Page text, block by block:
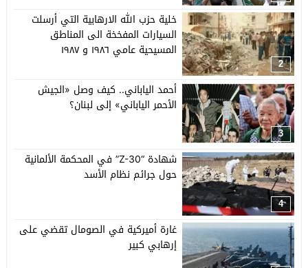
2
خلية حزب الله الارهابية التي أرسلت
السيارات المفخخة الى المناطق
المسيحية عامي ١٩٨٦ و ١٩٨٧
3
أحمد الياباني.. كيف وصل «الجيش
الأحمر الياباني» إلى لبنان؟
4
شهادة “Z-30” في المحكمة الألمانية
حول جرائم نظام الأسد
غارة أميركية في الصومال تقضي على
إرهابي كبير